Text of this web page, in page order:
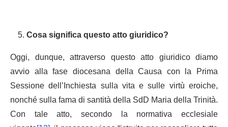
Cosa significa questo atto giuridico?
Oggi, dunque, attraverso questo atto giuridico diamo
avvio alla fase diocesana della Causa con la Prima
Sessione dell’Inchiesta sulla vita e sulle virtù eroiche,
nonché sulla fama di santità della SdD Maria della Trinità.
Con tale atto, secondo la normativa ecclesiale